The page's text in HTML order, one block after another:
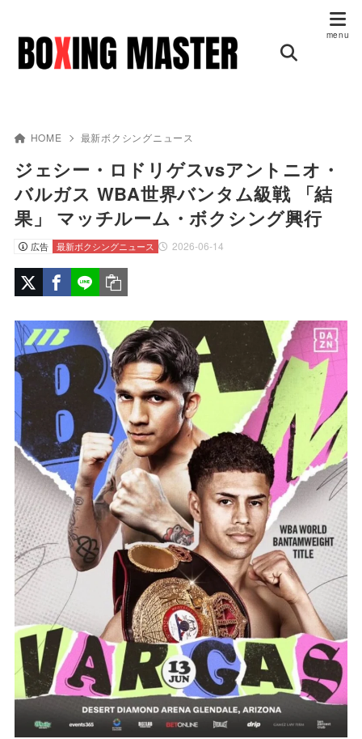
HOME 最新ボクシングニュース
ジェシー・ロドリゲスvsアントニオ・
バルガス WBA世界バンタム級戦 「結
果」 マッチルーム・ボクシング興行
広告 2026-06-14
最新ボクシングニュース